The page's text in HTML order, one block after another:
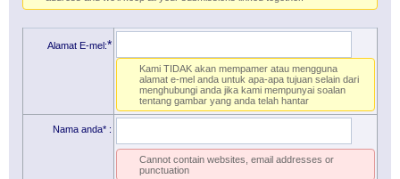
Alamat E-mel:*
Kami TIDAK akan mempamer atau mengguna
alamat e-mel anda untuk apa-apa tujuan selain dari
menghubungi anda jika kami mempunyai soalan
tentang gambar yang anda telah hantar
Nama anda* :
Cannot contain websites, email addresses or
punctuation